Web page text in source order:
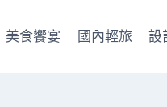
美食饗宴 國內輕旅 設